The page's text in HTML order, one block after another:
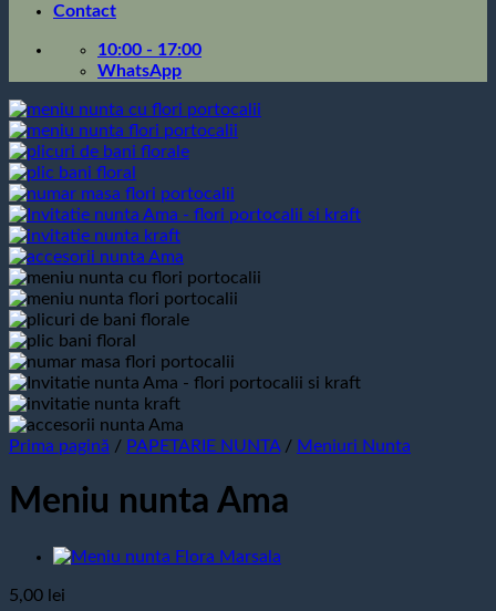
Contact
10:00 - 17:00
WhatsApp
Prima pagină / PAPETARIE NUNTA / Meniuri Nunta
Meniu nunta Ama
5,00 lei